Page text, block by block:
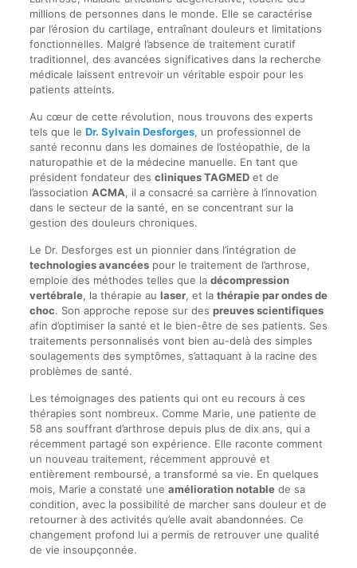
millions de personnes dans le monde. Elle se caractérise
par l’érosion du cartilage, entraînant douleurs et limitations
fonctionnelles. Malgré l’absence de traitement curatif
traditionnel, des avancées significatives dans la recherche
médicale laissent entrevoir un véritable espoir pour les
patients atteints.
Au cœur de cette révolution, nous trouvons des experts
tels que le Dr. Sylvain Desforges, un professionnel de
santé reconnu dans les domaines de l’ostéopathie, de la
naturopathie et de la médecine manuelle. En tant que
président fondateur des cliniques TAGMEDet de
l’association ACMA, il a consacré sa carrière à l’innovation
dans le secteur de la santé, en se concentrant sur la
gestion des douleurs chroniques.
Le Dr. Desforges est un pionnier dans l’intégration de
technologies avancéespour le traitement de l’arthrose,
emploie des méthodes telles que la décompression
vertébrale, la thérapie au laser, et la thérapie par ondes de
choc. Son approche repose sur des preuves scientifiques
afin d’optimiser la santé et le bien-être de ses patients. Ses
traitements personnalisés vont bien au-delà des simples
soulagements des symptômes, s’attaquant à la racine des
problèmes de santé.
Les témoignages des patients qui ont eu recours à ces
thérapies sont nombreux. Comme Marie, une patiente de
58 ans souffrant d’arthrose depuis plus de dix ans, qui a
récemment partagé son expérience. Elle raconte comment
un nouveau traitement, récemment approuvé et
entièrement remboursé, a transformé sa vie. En quelques
mois, Marie a constaté une amélioration notablede sa
condition, avec la possibilité de marcher sans douleur et de
retourner à des activités qu’elle avait abandonnées. Ce
changement profond lui a permis de retrouver une qualité
de vie insoupçonnée.